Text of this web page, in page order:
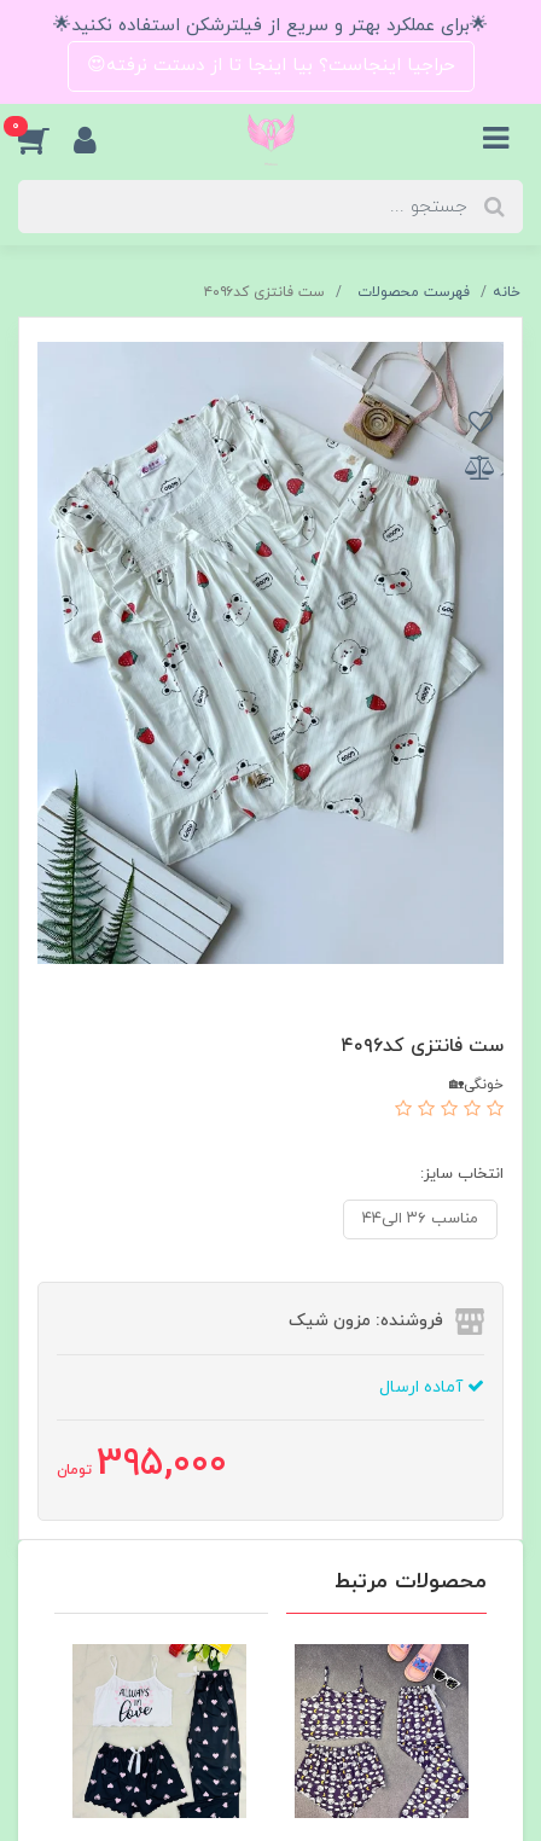
🌟برای عملکرد بهتر و سریع از فیلترشکن استفاده نکنید🌟
حراجیا اینجاست؟ بیا اینجا تا از دستت نرفته😍
0
خانه فهرست محصولات ست فانتزی کد۴۰۹۶
ست فانتزی کد۴۰۹۶
خونگی🏡
انتخاب سایز:
مناسب ۳۶ الی۴۴
فروشنده: مزون شیک
آماده ارسال
395,000 تومان
محصولات مرتبط